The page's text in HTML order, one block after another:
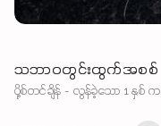
သဘာဝတွင်းထွက်အစစ်
ပို့စ်တင်ချိန် - လွန်ခဲ့သော 1 နှစ် က